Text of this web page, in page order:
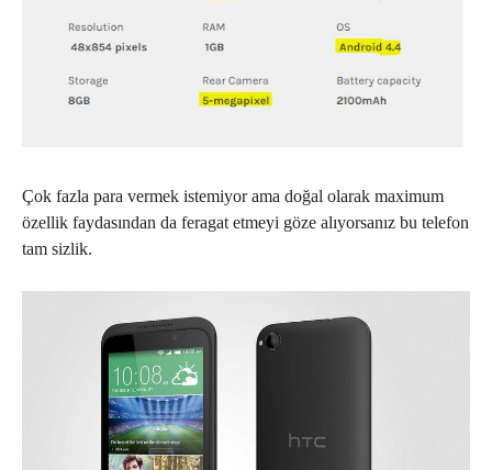
Çok fazla para vermek istemiyor ama doğal olarak maximum
özellik faydasından da feragat etmeyi göze alıyorsanız bu telefon
tam sizlik.